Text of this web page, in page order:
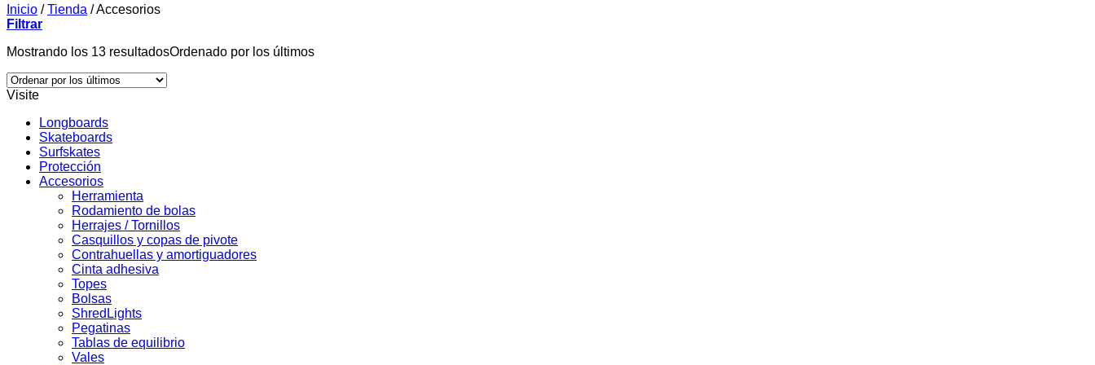
Inicio / Tienda /Accesorios
Filtrar
Mostrando los 13 resultadosOrdenado por los últimos
Visite
Longboards
Skateboards
Surfskates
Protección
Accesorios
Herramienta
Rodamiento de bolas
Herrajes / Tornillos
Casquillos y copas de pivote
Contrahuellas y amortiguadores
Cinta adhesiva
Topes
Bolsas
ShredLights
Pegatinas
Tablas de equilibrio
Vales